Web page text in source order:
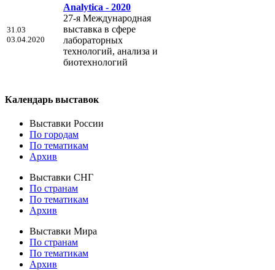
31.03
03.04.2020
Analytica - 2020
27-я Международная
выставка в сфере
лабораторных
технологий, анализа и
биотехнологий
Календарь выставок
Выставки России
По городам
По тематикам
Архив
Выставки СНГ
По странам
По тематикам
Архив
Выставки Мира
По странам
По тематикам
Архив